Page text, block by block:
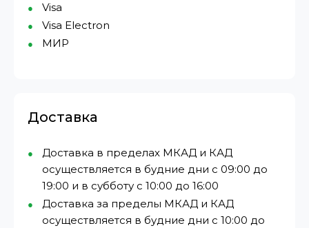
Visa
Visa Electron
МИР⁠
Доставка
Доставка в пределах МКАД и КАД
осуществляется в будние дни с 09:00 до
19:00 и в субботу с 10:00 до 16:00
Доставка за пределы МКАД и КАД
осуществляется в будние дни с 10:00 до